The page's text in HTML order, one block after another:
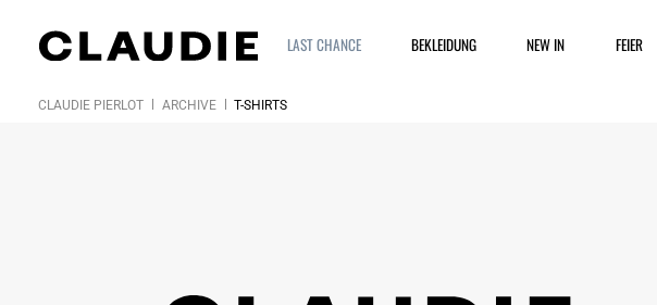
LAST CHANCE BEKLEIDUNG NEW IN FEIER
CLAUDIE PIERLOT ARCHIVE T-SHIRTS